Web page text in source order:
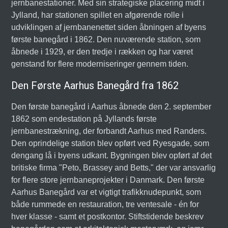
jernbanestationer. Med sin strategiske placering midt i
Jylland, har stationen spillet en afgørende rolle i
udviklingen af jernbanenettet siden åbningen af byens
første banegård i 1862. Den nuværende station, som
åbnede i 1929, er den tredje i rækken og har været
genstand for flere moderniseringer gennem tiden.
Den Første Aarhus Banegård fra 1862
Den første banegård i Aarhus åbnede den 2. september
1862 som endestation på Jyllands første
jernbanestrækning, der forbandt Aarhus med Randers.
Den oprindelige station blev opført ved Ryesgade, som
dengang lå i byens udkant. Bygningen blev opført af det
britiske firma "Peto, Brassey and Betts," der var ansvarlig
for flere store jernbaneprojekter i Danmark. Den første
Aarhus Banegård var et vigtigt trafikknudepunkt, som
både rummede en restauration, tre ventesale - én for
hver klasse - samt et postkontor. Stiftstidende beskrev